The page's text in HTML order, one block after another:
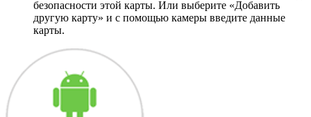
безопасности этой карты. Или выберите «Добавить
другую карту» и с помощью камеры введите данные
карты.